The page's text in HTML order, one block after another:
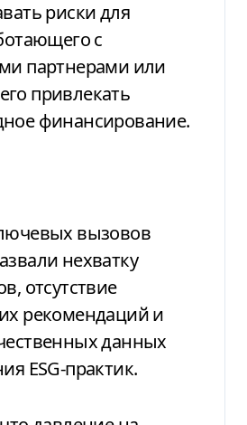
риски для
с
партнерами или
привлекать
финансирование.
вызовов
нехватку
отсутствие
рекомендаций и
данных
ESG-практик.